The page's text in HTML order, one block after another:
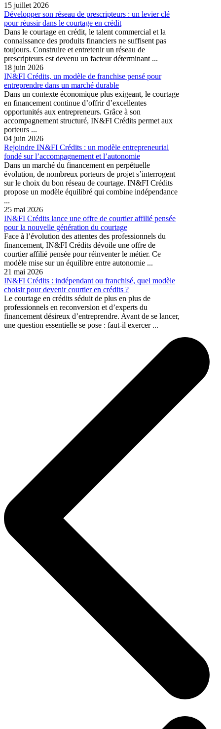
15 juillet 2026
Développer son réseau de prescripteurs : un levier clé
pour réussir dans le courtage en crédit
Dans le courtage en crédit, le talent commercial et la
connaissance des produits financiers ne suffisent pas
toujours. Construire et entretenir un réseau de
prescripteurs est devenu un facteur déterminant ...
18 juin 2026
IN&FI Crédits, un modèle de franchise pensé pour
entreprendre dans un marché durable
Dans un contexte économique plus exigeant, le courtage
en financement continue d’offrir d’excellentes
opportunités aux entrepreneurs. Grâce à son
accompagnement structuré, IN&FI Crédits permet aux
porteurs ...
04 juin 2026
Rejoindre IN&FI Crédits : un modèle entrepreneurial
fondé sur l’accompagnement et l’autonomie
Dans un marché du financement en perpétuelle
évolution, de nombreux porteurs de projet s’interrogent
sur le choix du bon réseau de courtage. IN&FI Crédits
propose un modèle équilibré qui combine indépendance
...
25 mai 2026
IN&FI Crédits lance une offre de courtier affilié pensée
pour la nouvelle génération du courtage
Face à l’évolution des attentes des professionnels du
financement, IN&FI Crédits dévoile une offre de
courtier affilié pensée pour réinventer le métier. Ce
modèle mise sur un équilibre entre autonomie ...
21 mai 2026
IN&FI Crédits : indépendant ou franchisé, quel modèle
choisir pour devenir courtier en crédits ?
Le courtage en crédits séduit de plus en plus de
professionnels en reconversion et d’experts du
financement désireux d’entreprendre. Avant de se lancer,
une question essentielle se pose : faut-il exercer ...